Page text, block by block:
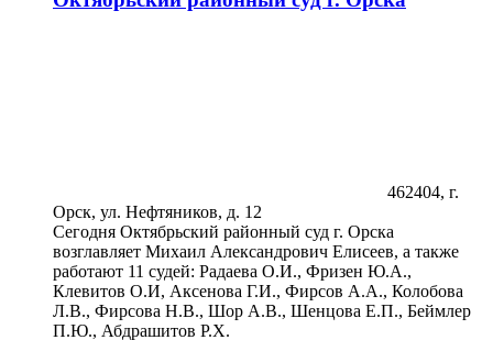
462404, г.
Орск, ул. Нефтяников, д. 12
Сегодня Октябрьский районный суд г. Орска
возглавляет Михаил Александрович Елисеев, а также
работают 11 судей: Радаева О.И., Фризен Ю.А.,
Клевитов О.И, Аксенова Г.И., Фирсов А.А., Колобова
Л.В., Фирсова Н.В., Шор А.В., Шенцова Е.П., Беймлер
П.Ю., Абдрашитов Р.Х.